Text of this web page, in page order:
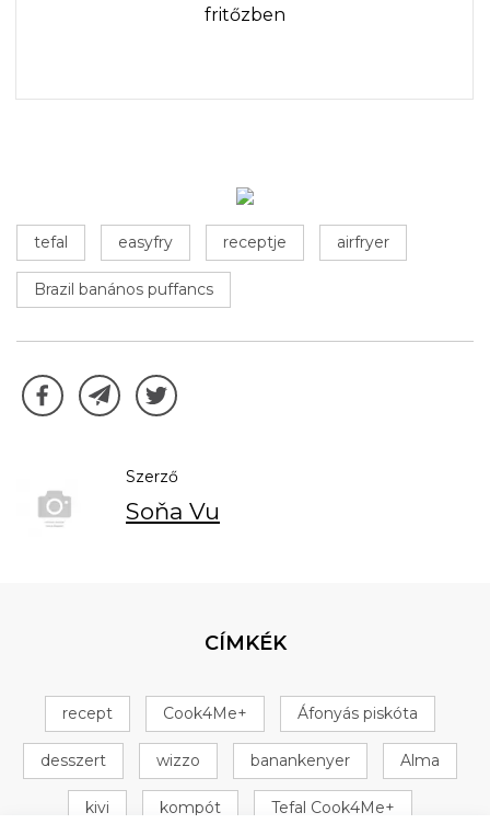
fritőzben
tefal easyfry receptje airfryer
Brazil banános puffancs
Szerző
Soňa Vu
CÍMKÉK
recept Cook4Me+ Áfonyás piskóta
desszert wizzo banankenyer Alma
kivi kompót Tefal Cook4Me+